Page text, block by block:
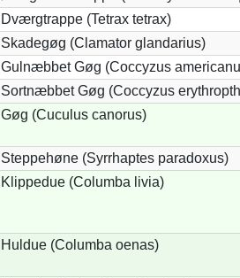
Dværgtrappe (Tetrax tetrax)
Skadegøg (Clamator glandarius)
Gulnæbbet Gøg (Coccyzus
Sortnæbbet Gøg (Coccyzus
Gøg (Cuculus canorus)
Steppehøne (Syrrhaptes paradoxus)
Klippedue (Columba livia)
Huldue (Columba oenas)